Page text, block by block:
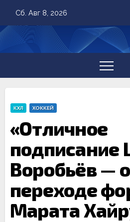
content
Сб. Авг 8, 2026
КХЛ ХОККЕЙ
«Отличное
подписание
Воробьёв — о
переходе
Марата